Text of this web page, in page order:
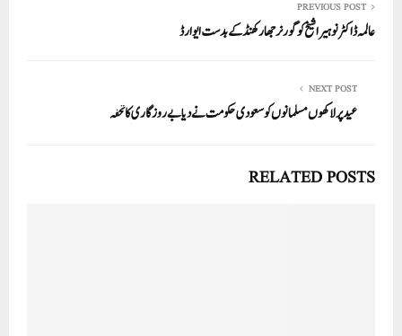
PREVIOUS POST
عالمہ ڈاکٹر نوہیرا شیخ کو گورنر جھارکھنڈ کے بدست ایوارڈ
NEXT POST
عید پر لاکھوں مسلمانوں کو سعودی حکومت نے دیا بے روزگاری کا تحفہ
RELATED POSTS